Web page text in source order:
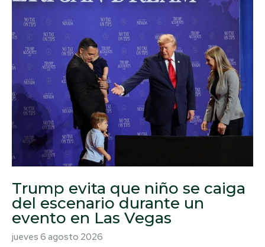
Trump evita que niño se caiga
del escenario durante un
evento en Las Vegas
jueves 6 agosto 2026